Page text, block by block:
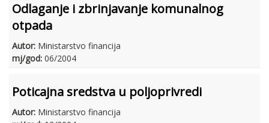
Odlaganje i zbrinjavanje komunalnog
otpada
Autor: Ministarstvo financija
mj/god: 06/2004
Poticajna sredstva u poljoprivredi
Autor: Ministarstvo financija